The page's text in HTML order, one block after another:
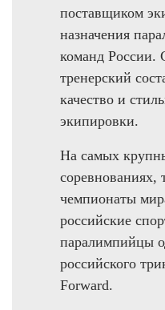
поставщиком
назначения
команд России.
тренерский
качество и
экипировки.
На самых
соревнованиях,
чемпионаты
российские
паралимпийцы
российского
Forward.